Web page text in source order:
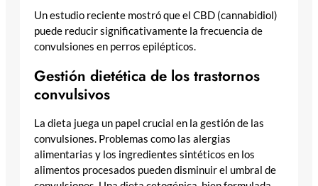
Un estudio reciente mostró que el CBD (cannabidiol)
puede reducir significativamente la frecuencia de
convulsiones en perros epilépticos.
Gestión dietética de los trastornos
convulsivos
La dieta juega un papel crucial en la gestión de las
convulsiones. Problemas como las alergias
alimentarias y los ingredientes sintéticos en los
alimentos procesados pueden disminuir el umbral de